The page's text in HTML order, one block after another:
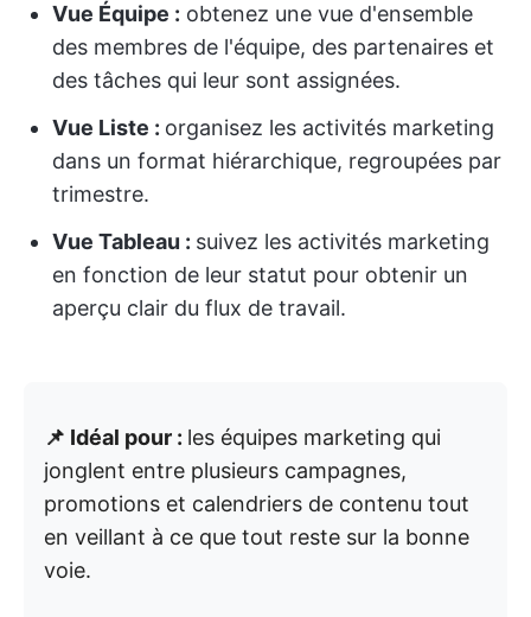
Vue Équipe : obtenez une vue d'ensemble
des membres de l'équipe, des partenaires et
des tâches qui leur sont assignées.
Vue Liste : organisez les activités marketing
dans un format hiérarchique, regroupées par
trimestre.
Vue Tableau : suivez les activités marketing
en fonction de leur statut pour obtenir un
aperçu clair du flux de travail.
📌 Idéal pour : les équipes marketing qui
jonglent entre plusieurs campagnes,
promotions et calendriers de contenu tout
en veillant à ce que tout reste sur la bonne
voie.